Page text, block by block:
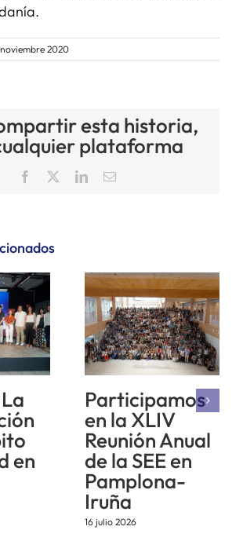
2020
esta historia,
plataforma
Facebook LinkedInCorreo
en
Participamos
en la XLIV
Reunión Anual
de la SEE en
Pamplona-
Iruña
16 julio 2026